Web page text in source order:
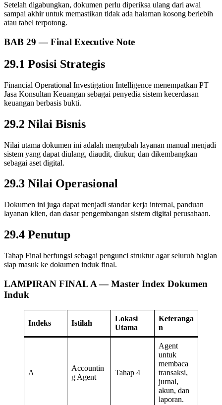
Setelah digabungkan, dokumen perlu diperiksa ulang dari awal
sampai akhir untuk memastikan tidak ada halaman kosong berlebih
atau tabel terpotong.
BAB 29 — Final Executive Note
29.1 Posisi Strategis
Financial Operational Investigation Intelligence menempatkan PT
Jasa Konsultan Keuangan sebagai penyedia sistem kecerdasan
keuangan berbasis bukti.
29.2 Nilai Bisnis
Nilai utama dokumen ini adalah mengubah layanan manual menjadi
sistem yang dapat diulang, diaudit, diukur, dan dikembangkan
sebagai aset digital.
29.3 Nilai Operasional
Dokumen ini juga dapat menjadi standar kerja internal, panduan
layanan klien, dan dasar pengembangan sistem digital perusahaan.
29.4 Penutup
Tahap Final berfungsi sebagai pengunci struktur agar seluruh bagian
siap masuk ke dokumen induk final.
LAMPIRAN FINAL A — Master Index Dokumen
Induk
Indeks Istilah
Lokasi
Utama
Keteranga
n
A
Accountin
g Agent
Tahap 4
Agent
untuk
membaca
transaksi,
jurnal,
akun, dan
laporan.